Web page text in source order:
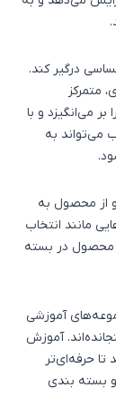
درگیر کند.
متمرکز
می‌انگیزد و با
می‌تواند به
و از محصول به
مانند انتخاب
محصول در بسته
آموزشی
آموزش
تا حرفه‌ای‌تر
بسته بندی